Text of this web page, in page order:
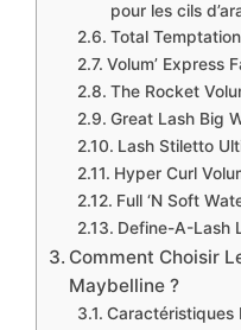
pour les cils
​Total
​Volum’ Express
​The Rocket
​Great Lash Big
​Lash Stiletto
​Hyper Curl
​Full ‘N Soft
​Define-A-Lash
Comment Choisir
Maybelline ?
Caractéristiques